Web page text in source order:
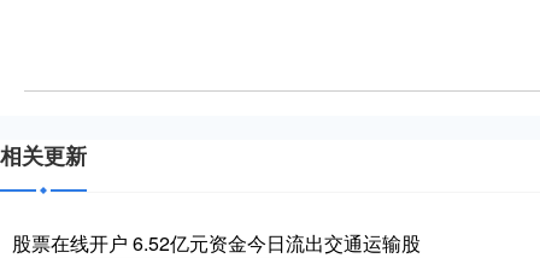
相关更新
股票在线开户 6.52亿元资金今日流出交通运输股